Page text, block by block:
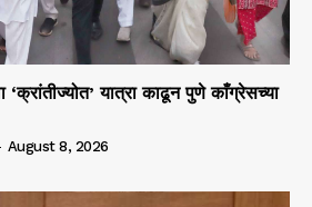
‘क्रांतीज्योत’ यात्रा काढून पुणे काँग्रेसच्या
August 8, 2026